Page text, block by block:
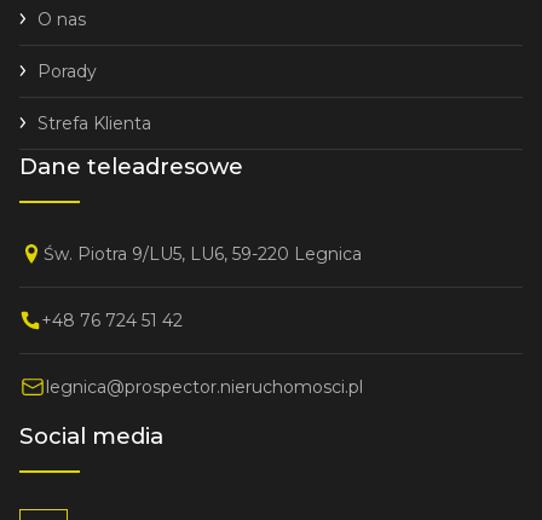
Social media
O nas
Porady
Strefa Klienta
Dane teleadresowe
Św. Piotra 9/LU5, LU6, 59-220 Legnica
+48 76 724 51 42
legnica@prospector.nieruchomosci.pl